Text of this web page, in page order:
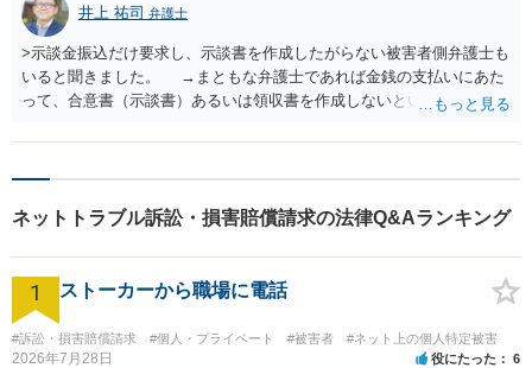
井上 祐司 弁護士
>示談金振込だけ要求し、示談書を作成したがらない被害者側弁護士も
いると聞きました。 →まともな弁護士であれば金銭の支払いにあた
って、合意書（示談書）あるいは領収書を作成しないということは通
請求したり、別の弁護士経由での再請求も可能ですよね？ →振込明
否されるのが通常だと思います。
ネットトラブル訴訟・損害賠償請求の法律Q&Aランキング
1 ストーカーから職場に電話
#訴訟・損害賠償請求 #個人・プライベート #被害者 #ネット上の個人特定被害
2026年7月28日 役にたった 6